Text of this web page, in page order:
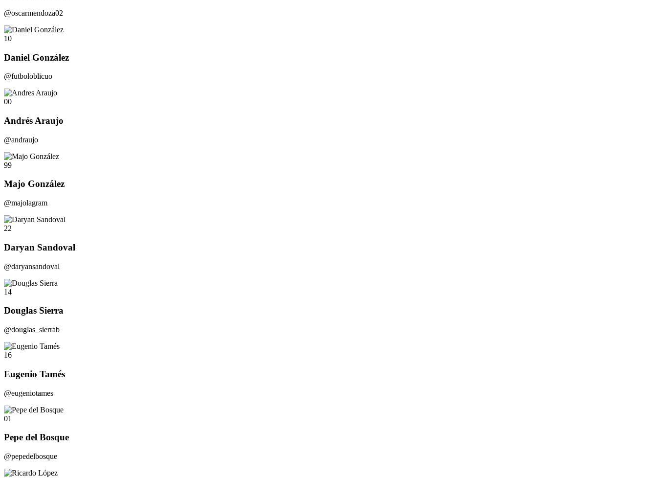
@oscarmendoza02
10
Daniel González
@futboloblicuo
00
Andrés Araujo
@andraujo
99
Majo González
@majolagram
22
Daryan Sandoval
@daryansandoval
14
Douglas Sierra
@douglas_sierrab
16
Eugenio Tamés
@eugeniotames
01
Pepe del Bosque
@pepedelbosque